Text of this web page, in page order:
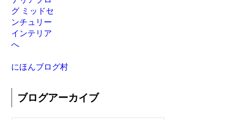
にほんブログ村
ブログアーカイブ